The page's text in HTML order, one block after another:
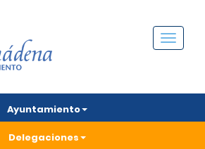
Menú
Ayuntamiento
Delegaciones